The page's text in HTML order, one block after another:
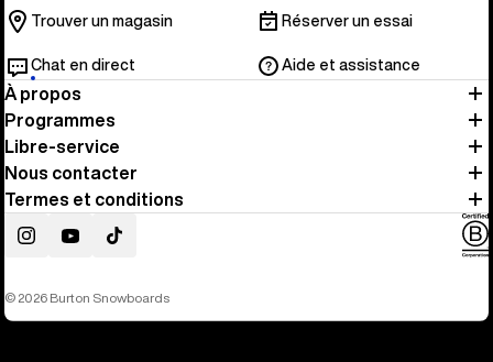
Trouver un magasin Réserver un essai
Chat en direct Aide et assistance
À propos
Programmes
Libre-service
Nous contacter
Termes et conditions
InstagramYouTubeTikTok
© 2026 Burton Snowboards